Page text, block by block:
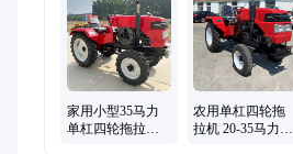
还田机
家用小型35马力
单杠四轮拖拉机
农用单杠四轮拖
拉机 20-35马力山